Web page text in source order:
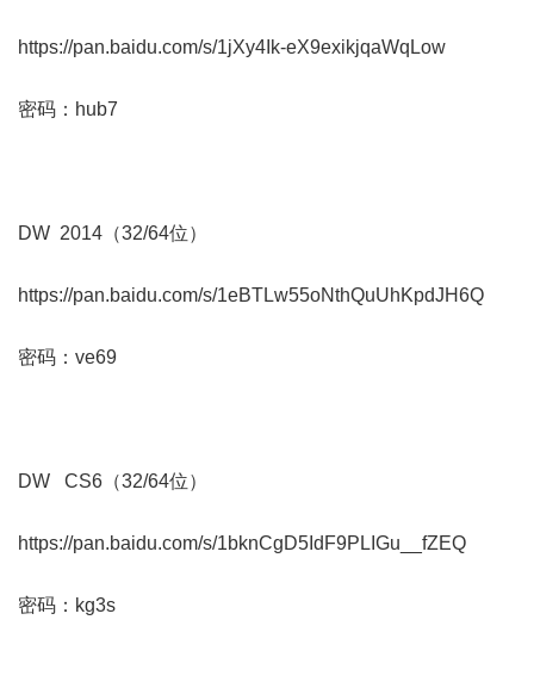
https://pan.baidu.com/s/1jXy4Ik-eX9exikjqaWqLow
密码：hub7
DW 2014（32/64位）
https://pan.baidu.com/s/1eBTLw55oNthQuUhKpdJH6Q
密码：ve69
DW CS6（32/64位）
https://pan.baidu.com/s/1bknCgD5IdF9PLIGu__fZEQ
密码：kg3s